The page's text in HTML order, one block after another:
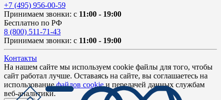
+7 (495) 956-00-59
Принимаем звонки: с 11:00 - 19:00
Бесплатно по РФ
8 (800) 511-71-43
Принимаем звонки: с 11:00 - 19:00
Контакты
На нашем сайте мы используем cookie файлы для того, чтобы
сайт работал лучше. Оставаясь на сайте, вы соглашаетесь на
использованиефайлов cookieи передачей данных службам
веб-аналитики.